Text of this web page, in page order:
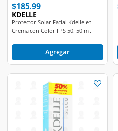
$185.99
KDELLE
Protector Solar Facial Kdelle en
Crema con Color FPS 50, 50 ml.
Agregar